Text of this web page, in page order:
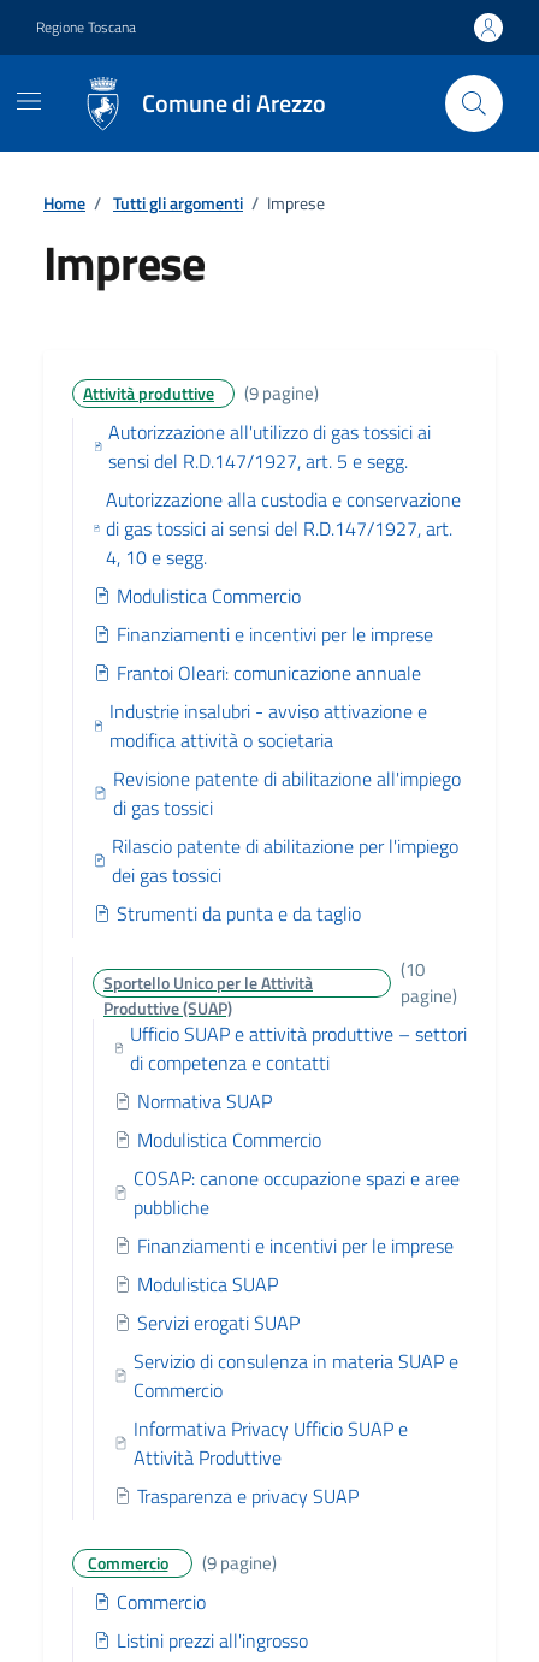
Regione Toscana
Comune di Arezzo
Home / Tutti gli argomenti / Imprese
Imprese
Attività produttive (9 pagine)
Autorizzazione all'utilizzo di gas tossici ai
sensi del R.D.147/1927, art. 5 e segg.
Autorizzazione alla custodia e conservazione
di gas tossici ai sensi del R.D.147/1927, art.
4, 10 e segg.
Modulistica Commercio
Finanziamenti e incentivi per le imprese
Frantoi Oleari: comunicazione annuale
Industrie insalubri - avviso attivazione e
modifica attività o societaria
Revisione patente di abilitazione all'impiego
di gas tossici
Rilascio patente di abilitazione per l'impiego
dei gas tossici
Strumenti da punta e da taglio
Sportello Unico per le Attività
Produttive (SUAP)
(10
pagine)
Ufficio SUAP e attività produttive – settori
di competenza e contatti
Normativa SUAP
Modulistica Commercio
COSAP: canone occupazione spazi e aree
pubbliche
Finanziamenti e incentivi per le imprese
Modulistica SUAP
Servizi erogati SUAP
Servizio di consulenza in materia SUAP e
Commercio
Informativa Privacy Ufficio SUAP e
Attività Produttive
Trasparenza e privacy SUAP
Commercio (9 pagine)
Commercio
Listini prezzi all'ingrosso